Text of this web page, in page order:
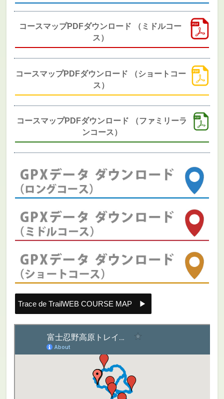
コースマップPDFダウンロード （ミドルコー
ス）
コースマップPDFダウンロード （ショートコー
ス）
コースマップPDFダウンロード （ファミリーラ
ンコース）
Trace de TrailWEB COURSE MAP